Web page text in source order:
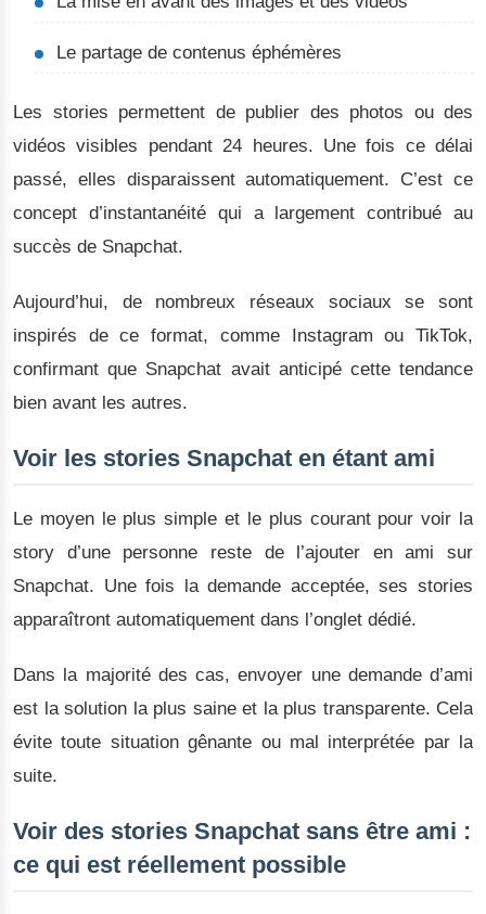
Le partage de contenus éphémères
Les stories permettent de publier des photos ou des
vidéos visibles pendant 24 heures. Une fois ce délai
passé, elles disparaissent automatiquement. C’est ce
concept d’instantanéité qui a largement contribué au
succès de Snapchat.
Aujourd’hui, de nombreux réseaux sociaux se sont
inspirés de ce format, comme Instagram ou TikTok,
confirmant que Snapchat avait anticipé cette tendance
bien avant les autres.
Voir les stories Snapchat en étant ami
Le moyen le plus simple et le plus courant pour voir la
story d’une personne reste de l’ajouter en ami sur
Snapchat. Une fois la demande acceptée, ses stories
apparaîtront automatiquement dans l’onglet dédié.
Dans la majorité des cas, envoyer une demande d’ami
est la solution la plus saine et la plus transparente. Cela
évite toute situation gênante ou mal interprétée par la
suite.
Voir des stories Snapchat sans être ami :
ce qui est réellement possible